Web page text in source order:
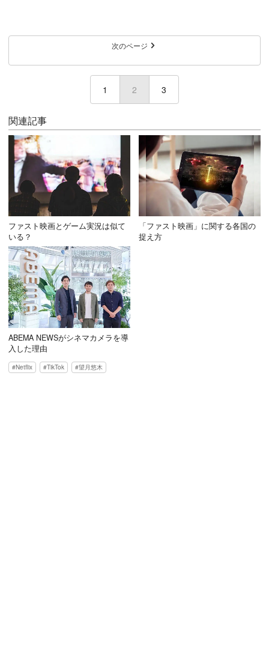
次のページ
1 2 (current)
3
関連記事
ファスト映画とゲーム実況は似て
いる？
「ファスト映画」に関する各国の
捉え方
ABEMA NEWSがシネマカメラを導
入した理由
Netflix TikTok 望月悠木